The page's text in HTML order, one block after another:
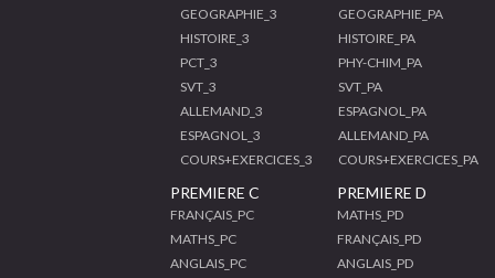
GEOGRAPHIE_3
HISTOIRE_3
PCT_3
SVT_3
ALLEMAND_3
ESPAGNOL_3
COURS+EXERCICES_3
GEOGRAPHIE_PA
HISTOIRE_PA
PHY-CHIM_PA
SVT_PA
ESPAGNOL_PA
ALLEMAND_PA
COURS+EXERCICES_PA
PREMIERE C
FRANÇAIS_PC
MATHS_PC
ANGLAIS_PC
PREMIERE D
MATHS_PD
FRANÇAIS_PD
ANGLAIS_PD